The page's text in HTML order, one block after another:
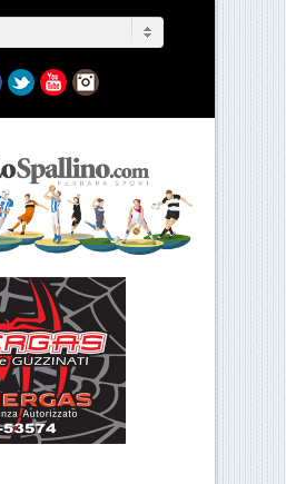
Facebook
TwitterYouTubeInstagram